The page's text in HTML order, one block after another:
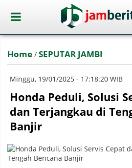
Home / SEPUTAR JAMBI
Minggu, 19/01/2025 - 17:18:20 WIB
Honda Peduli, Solusi
dan Terjangkau di
Banjir